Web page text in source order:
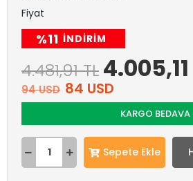
Fiyat
%11 INDIRIM
4.481,91 TL 4.005,11
94 USD 84 USD
KARGO BEDAVA
Sepete Ekle